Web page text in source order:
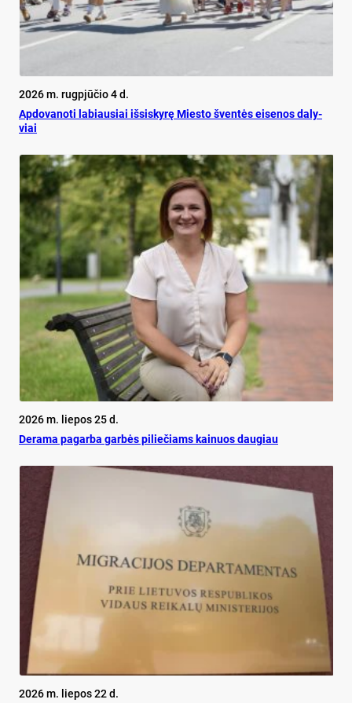
2026 m. rugpjūčio 4 d.
Ap­do­va­no­ti la­biau­siai iš­si­sky­rę Mies­to šven­tės ei­se­nos da­ly­
viai
2026 m. liepos 25 d.
De­ra­ma pa­gar­ba gar­bės pi­lie­čiams kai­nuos dau­giau
2026 m. liepos 22 d.